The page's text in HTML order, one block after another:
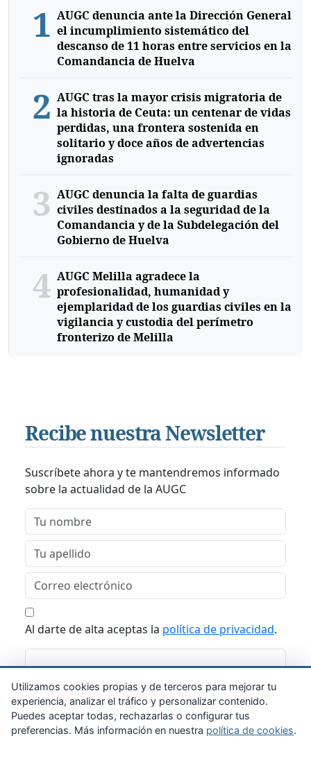
1 AUGC denuncia ante la Dirección General
el incumplimiento sistemático del
descanso de 11 horas entre servicios en la
Comandancia de Huelva
2 AUGC tras la mayor crisis migratoria de
la historia de Ceuta: un centenar de vidas
perdidas, una frontera sostenida en
solitario y doce años de advertencias
ignoradas
3 AUGC denuncia la falta de guardias
civiles destinados a la seguridad de la
Comandancia y de la Subdelegación del
Gobierno de Huelva
4 AUGC Melilla agradece la
profesionalidad, humanidad y
ejemplaridad de los guardias civiles en la
vigilancia y custodia del perímetro
fronterizo de Melilla
Recibe nuestra Newsletter
Suscríbete ahora y te mantendremos informado
sobre la actualidad de la AUGC
Al darte de alta aceptas la política de privacidad.
Suscribirme
Utilizamos cookies propias y de terceros para mejorar tu
experiencia, analizar el tráfico y personalizar contenido.
Puedes aceptar todas, rechazarlas o configurar tus
preferencias. Más información en nuestra política de cookies.